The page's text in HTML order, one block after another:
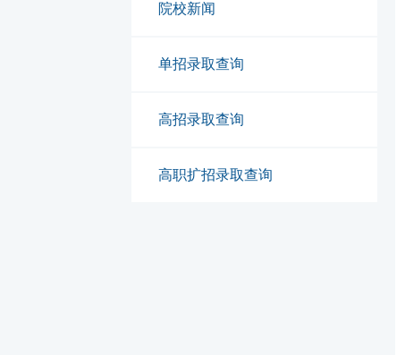
院校新闻
单招录取查询
高招录取查询
高职扩招录取查询